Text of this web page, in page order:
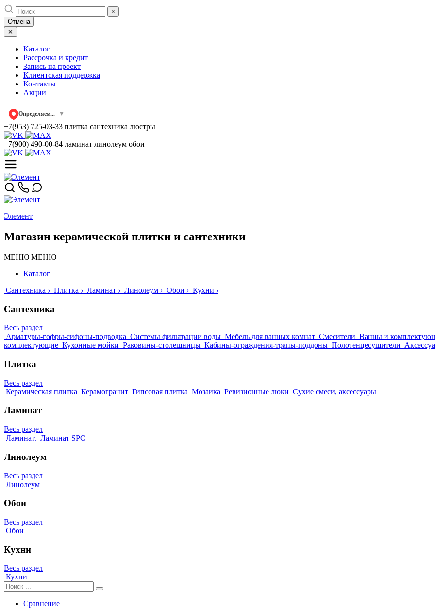
Skip
to
content
×
Отмена
✕
Каталог
Рассрочка и кредит
Запись на проект
Клиентская поддержка
Контакты
Акции
Определяем... ▼
+7(953) 725-03-33 плитка сантехника люстры
+7(900) 490-00-84 ламинат линолеум обои
Элемент
Магазин керамической плитки и сантехники
МЕНЮ МЕНЮ
Каталог
Сантехника › Плитка › Ламинат › Линолеум › Обои › Кухни ›
Сантехника
Весь раздел
Арматуры-гофры-сифоны-подводка Системы фильтрации воды Мебель для ванных комнат Смесители Ванны и
комплектующие Кухонные мойки Раковины-столешницы Кабины-ограждения-трапы-поддоны Полотенцесушители
Плитка
Весь раздел
Керамическая плитка Керамогранит Гипсовая плитка Мозаика Ревизионные люки Сухие смеси, аксессуары
Ламинат
Весь раздел
Ламинат. Ламинат SPC
Линолеум
Весь раздел
Линолеум
Обои
Весь раздел
Обои
Кухни
Весь раздел
Кухни
Сравнение